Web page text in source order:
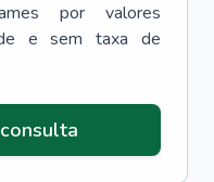
por valores
e sem taxa de